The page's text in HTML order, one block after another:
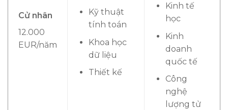
Cử nhân
12.000
EUR/năm
Kỹ thuật
tính toán
Khoa học
dữ liệu
Thiết kế
Kinh tế
học
Kinh
doanh
quốc tế
Công
nghệ
lượng tử